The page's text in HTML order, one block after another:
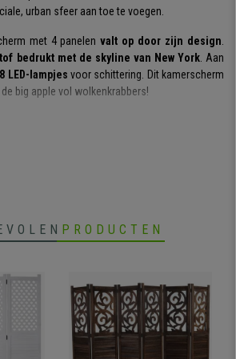
urban sfeer aan toe te voegen.
met 4 panelenvalt op door zijn design.
bedrukt met de skyline van New York. Aan
LED-lampjes voor schittering. Dit kamerscherm
big apple vol wolkenkrabbers!
van topkwaliteit
ruimte onder te verdelen of een privéruimte te
met een vleugje design en speciale glans
bij bureaustoelpro tegen de beste prijs.
PRODUCTEN